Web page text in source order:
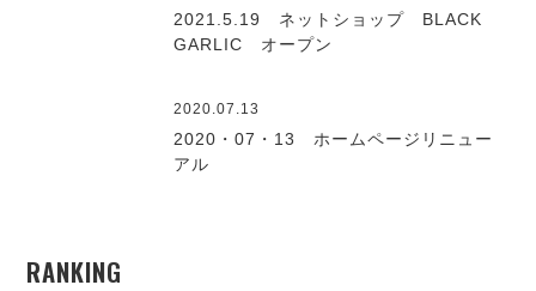
2021.5.19 ネットショップ BLACK
GARLIC オープン
2020.07.13
2020・07・13 ホームページリニュー
アル
RANKING